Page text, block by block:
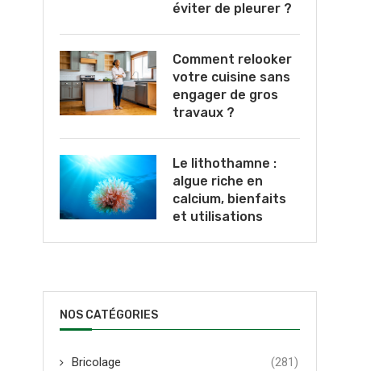
éviter de pleurer ?
Comment relooker
votre cuisine sans
engager de gros
travaux ?
Le lithothamne :
algue riche en
calcium, bienfaits
et utilisations
NOS CATÉGORIES
Bricolage (281)